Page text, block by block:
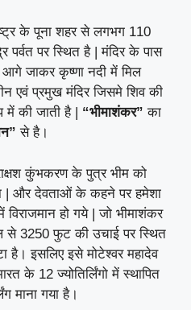
के पूना शहर से लगभग 110
पर्वत पर स्थित है | मंदिर के पास
आगे जाकर कृष्णा नदी में मिल
एवं प्रमुख मंदिर जिसमे शिव की
में की जाती है | “भीमाशंकर”का
से है।
कुंभकरण के पुत्र भीम को
| और देवताओं के कहने पर हमेशा
विराजमान हो गये | जो भीमाशंकर
से 3250 फुट की उचाई पर स्थित
है। इसलिए इसे मोटेश्वर महादेव
के 12 ज्योतिर्लिंगो में स्थापित
माना गया है।